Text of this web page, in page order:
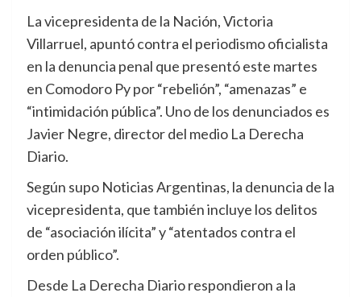
La vicepresidenta de la Nación, Victoria
Villarruel, apuntó contra el periodismo oficialista
en la denuncia penal que presentó este martes
en Comodoro Py por “rebelión”, “amenazas” e
“intimidación pública”. Uno de los denunciados es
Javier Negre, director del medio La Derecha
Diario.
Según supo Noticias Argentinas, la denuncia de la
vicepresidenta, que también incluye los delitos
de “asociación ilícita” y “atentados contra el
orden público”.
Desde La Derecha Diario respondieron a la